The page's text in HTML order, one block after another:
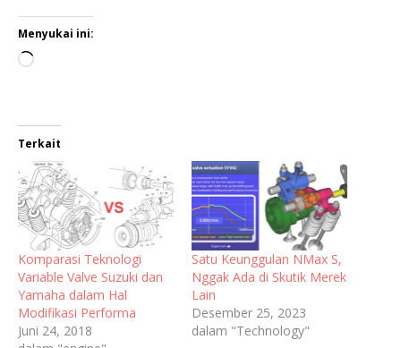
Menyukai ini:
Terkait
Komparasi Teknologi
Variable Valve Suzuki dan
Yamaha dalam Hal
Modifikasi Performa
Juni 24, 2018
Satu Keunggulan NMax S,
Nggak Ada di Skutik Merek
Lain
Desember 25, 2023
dalam "Technology"